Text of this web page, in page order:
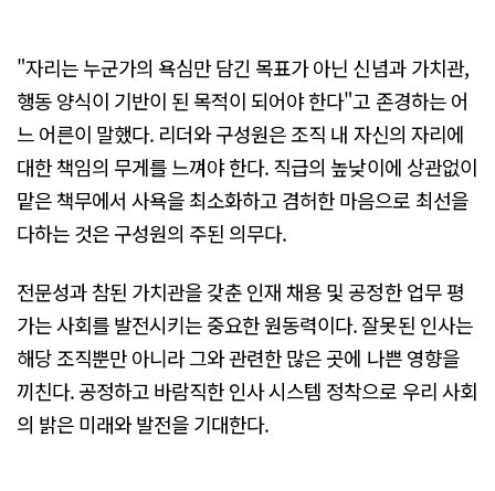
"자리는 누군가의 욕심만 담긴 목표가 아닌 신념과 가치관,
행동 양식이 기반이 된 목적이 되어야 한다"고 존경하는 어
느 어른이 말했다. 리더와 구성원은 조직 내 자신의 자리에
대한 책임의 무게를 느껴야 한다. 직급의 높낮이에 상관없이
맡은 책무에서 사욕을 최소화하고 겸허한 마음으로 최선을
다하는 것은 구성원의 주된 의무다.
전문성과 참된 가치관을 갖춘 인재 채용 및 공정한 업무 평
가는 사회를 발전시키는 중요한 원동력이다. 잘못된 인사는
해당 조직뿐만 아니라 그와 관련한 많은 곳에 나쁜 영향을
끼친다. 공정하고 바람직한 인사 시스템 정착으로 우리 사회
의 밝은 미래와 발전을 기대한다.